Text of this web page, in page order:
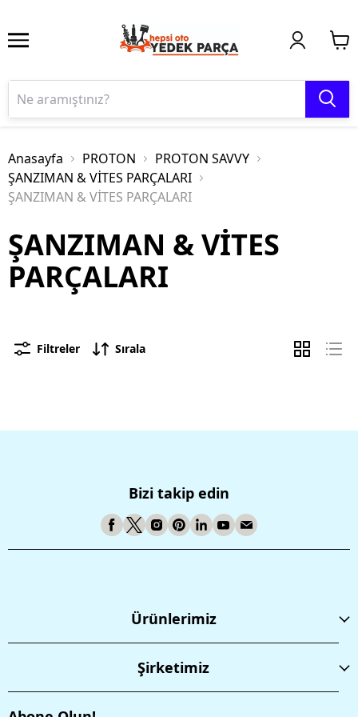
Anasayfa PROTON
PROTON SAVVY
ŞANZIMAN & VİTES PARÇALARI
ŞANZIMAN & VİTES PARÇALARI
ŞANZIMAN & VİTES
PARÇALARI
Filtreler Sırala
Bizi takip edin
Ürünlerimiz
Şirketimiz